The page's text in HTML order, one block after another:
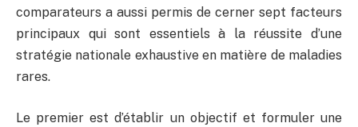
comparateurs a aussi permis de cerner sept facteurs
principaux qui sont essentiels à la réussite d’une
stratégie nationale exhaustive en matière de maladies
rares.
Le premier est d’établir un objectif et formuler une